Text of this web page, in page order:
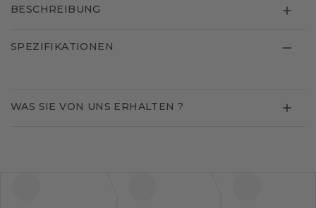
BESCHREIBUNG
SPEZIFIKATIONEN
WAS SIE VON UNS ERHALTEN ?